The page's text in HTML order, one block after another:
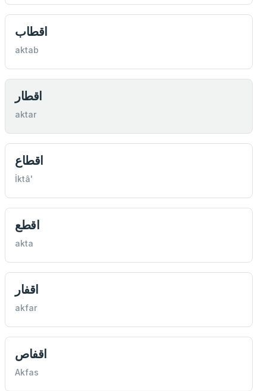
اقطاب
aktab
اقطار
aktar
اقطاع
İktâ'
اقطع
akta
اقفار
akfar
اقفاص
Akfas